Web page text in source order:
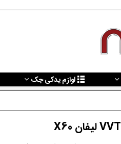
لوازم یدکی جک